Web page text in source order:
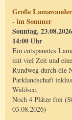
Große
- im Sommer
Sonntag,
14:00 Uhr
Ein entspanntes
mit viel Zeit und
Rundweg durch die
Parklandschaft
Waldsee.
Noch 4 Plätze frei
03.08.2026)